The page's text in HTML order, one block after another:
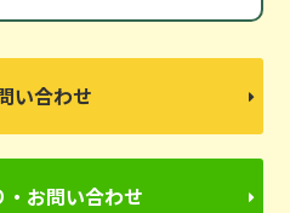
い合わせ
・お問い合わせ